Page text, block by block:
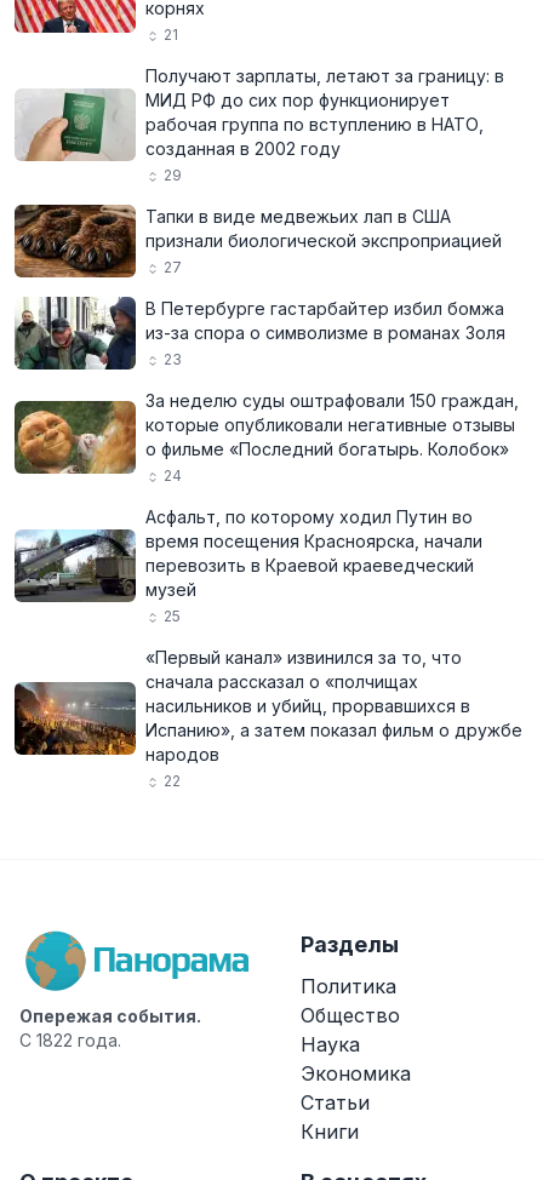
корнях
21
Получают зарплаты, летают за границу: в
МИД РФ до сих пор функционирует
рабочая группа по вступлению в НАТО,
созданная в 2002 году
29
Тапки в виде медвежьих лап в США
признали биологической экспроприацией
27
В Петербурге гастарбайтер избил бомжа
из-за спора о символизме в романах Золя
23
За неделю суды оштрафовали 150 граждан,
которые опубликовали негативные отзывы
о фильме «Последний богатырь. Колобок»
24
Асфальт, по которому ходил Путин во
время посещения Красноярска, начали
перевозить в Краевой краеведческий
музей
25
«Первый канал» извинился за то, что
сначала рассказал о «полчищах
насильников и убийц, прорвавшихся в
Испанию», а затем показал фильм о дружбе
народов
22
Опережая события.
С 1822 года.
Разделы
Политика
Общество
Наука
Экономика
Статьи
Книги